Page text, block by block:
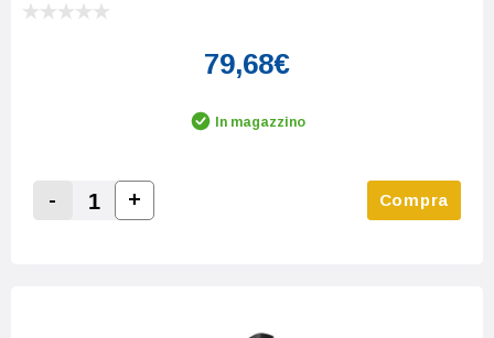
79,68€
In magazzino
Decrease Quantity:
-
Increase Quantity:
+ Compra